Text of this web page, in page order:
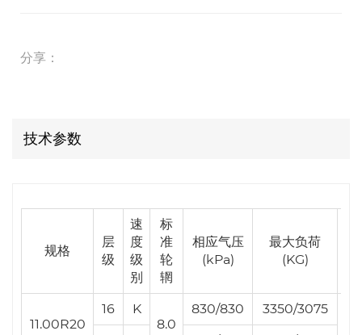
分享：
技术参数
规格
层
级
速
度
级
别
标
准
轮
辋
相应气压
(kPa)
最大负荷
(KG)
11.00R20
16
K
8.0
830/830
3350/3075